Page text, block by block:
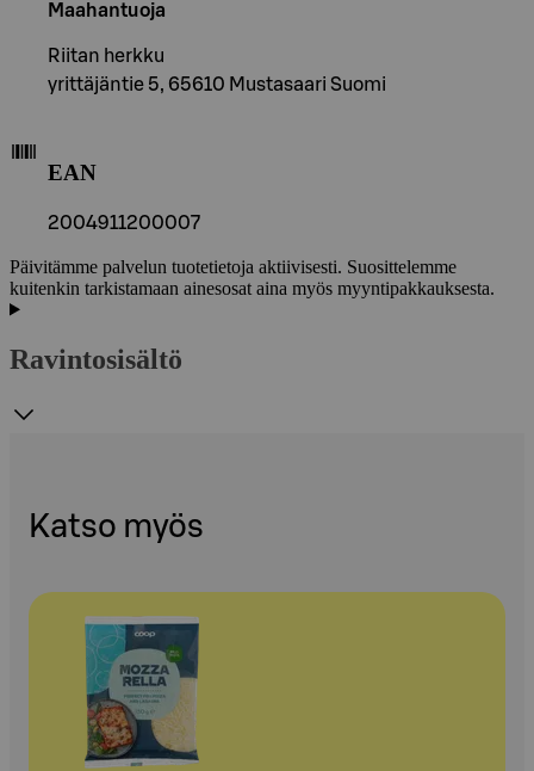
Maahantuoja
Riitan herkku
yrittäjäntie 5, 65610 Mustasaari Suomi
EAN
2004911200007
Päivitämme palvelun tuotetietoja aktiivisesti. Suosittelemme
kuitenkin tarkistamaan ainesosat aina myös myyntipakkauksesta.
Ravintosisältö
Katso myös